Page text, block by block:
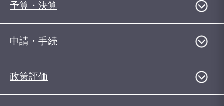
予算・決算
申請・手続
政策評価